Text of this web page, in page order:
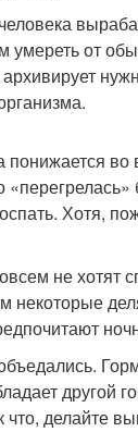
умереть от
понижается
Хотя,
не хотят
некоторые
другой
делайте